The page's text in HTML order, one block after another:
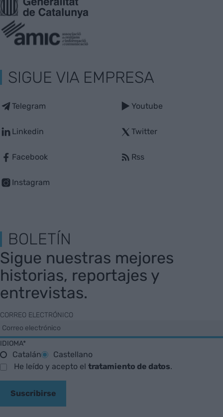
SIGUE VIA EMPRESA
Telegram
Linkedin
Facebook
Instagram
Youtube
Twitter
Rss
BOLETÍN
Sigue nuestras mejores
historias, reportajes y
entrevistas.
CORREO ELECTRÓNICO
IDIOMA*
Catalán
Castellano
He leído y acepto el tratamiento de datos.
Suscribirse